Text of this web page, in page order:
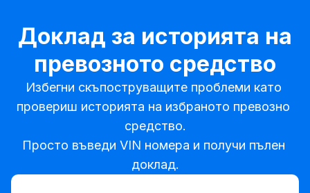
Доклад за историята на
превозното средство
Избегни скъпоструващите проблеми като
провериш историята на избраното превозно
средство.
Просто въведи VIN номера и получи пълен
доклад.
Въведи VIN